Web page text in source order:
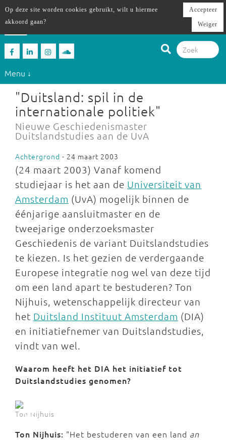
Menu ↓
"Duitsland: spil in de
internationale politiek"
Nieuwe Geschiedenismaster
Duitslandstudies aan de UvA
Achtergrond - 24 maart 2003
(24 maart 2003) Vanaf komend
studiejaar is het aan de Universiteit van
Amsterdam (UvA) mogelijk binnen de
éénjarige aansluitmaster en de
tweejarige onderzoeksmaster
Geschiedenis de variant Duitslandstudies
te kiezen. Is het gezien de verdergaande
Europese integratie nog wel van deze tijd
om een land apart te bestuderen? Ton
Nijhuis, wetenschappelijk directeur van
het Duitsland Instituut Amsterdam (DIA)
en initiatiefnemer van Duitslandstudies,
vindt van wel.
Waarom heeft het DIA het initiatief tot
Duitslandstudies genomen?
Ton Nijhuis
Ton Nijhuis: "Het bestuderen van een land an
Op deze site worden cookies gebruikt, wilt u hiermee
akkoord gaan?
Accepteer
Weiger